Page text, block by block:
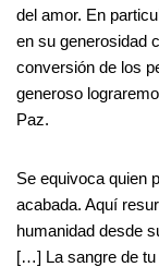
del amor. En
en su generosidad
conversión de los
generoso
Paz.
Se equivoca quien
acabada. Aquí
humanidad desde
[…] La sangre de tu